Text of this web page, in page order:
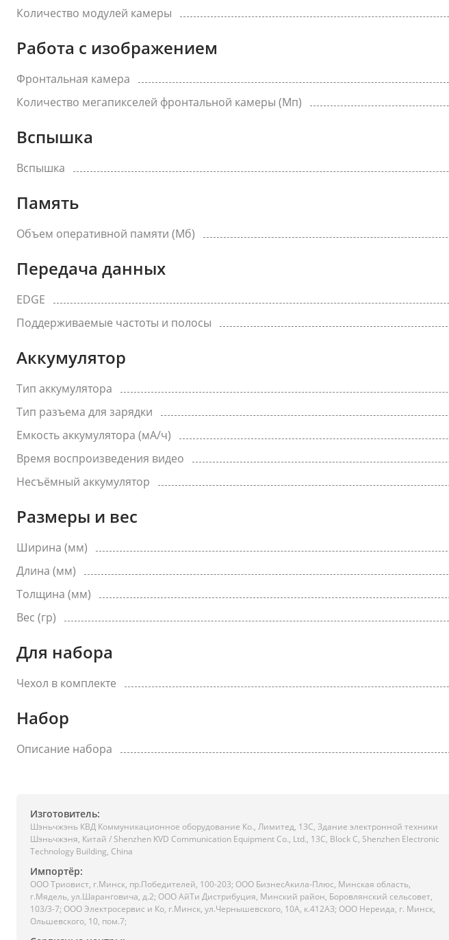
Количество модулей камеры
Работа с изображением
Фронтальная камера
Количество мегапикселей фронтальной камеры (Мп)
Вспышка
Вспышка
Память
Объем оперативной памяти (Мб)
Передача данных
EDGE
Поддерживаемые частоты и полосы
Аккумулятор
Тип аккумулятора
Тип разъема для зарядки
Емкость аккумулятора (мА/ч)
Время воспроизведения видео
Несъёмный аккумулятор
Размеры и вес
Ширина (мм)
Длина (мм)
Толщина (мм)
Вес (гр)
Для набора
Чехол в комплекте
Набор
Описание набора
Изготовитель:
Шэньчжэнь КВД Коммуникационное оборудование Ко., Лимитед, 13C, Здание электронной техники
Шэньчжэня, Китай / Shenzhen KVD Communication Equipment Co., Ltd., 13C, Block C, Shenzhen Electronic
Technology Building, China
Импортёр:
ООО Триовист, г.Минск, пр.Победителей, 100-203; ООО БизнесАкила-Плюс, Минская область,
г.Мядель, ул.Шаранговича, д.2; ООО АйТи Дистрибуция, Минский район, Боровлянский сельсовет,
103/3-7; ООО Электросервис и Ко, г.Минск, ул.Чернышевского, 10А, к.412АЗ; ООО Нереида, г. Минск,
Ольшевского, 10, пом.7;